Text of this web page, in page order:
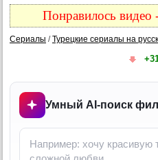
4 серия (суб)
5 серия
6 серия (суб)
7 серия
8 серия
Понравилось
Сериалы /Турецкие сериалы на
Умный AI-поиск